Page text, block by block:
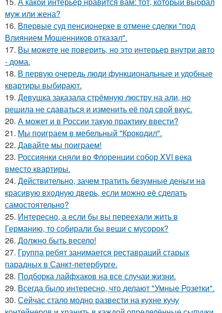
муж или жена?
16. Впервые суд пенсионерке в отмене сделки "под
Влиянием Мошенников отказал".
17. Вы можете не поверить, но это интерьер внутри авто
- дома.
18. В первую очередь люди функциональные и удобные
квартиры выбирают.
19. Девушка заказала стрёмную люстру на али, но
решила не сдаваться и изменить её под свой вкус.
20. А может и в России такую практику ввести?
21. Мы поиграем в мебельный "Крокодил".
22. Давайте мы поиграем!
23. Россиянки сняли во Флоренции собор XVI века
вместо квартиры.
24. Действительно, зачем тратить безумные деньги на
красивую входную дверь, если можно её сделать
самостоятельно?
25. Интересно, а если бы вы переехали жить в
Германию, то собирали бы вещи с мусорок?
26. Должно быть весело!
27. Группа ребят занимается реставраций старых
парадных в Санкт-петербурге.
28. Подборка лайфхаков на все случаи жизни.
29. Всегда было интересно, что делают "Умные Розетки".
30. Сейчас стало модно развести на кухне кучу